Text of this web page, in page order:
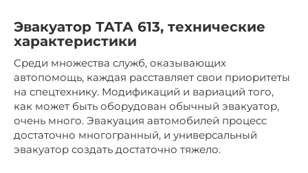
Эвакуатор ТАТА 613, технические
характеристики
Среди множества служб, оказывающих
автопомощь, каждая расставляет свои приоритеты
на спецтехнику. Модификаций и вариаций того,
как может быть оборудован обычный эвакуатор,
очень много. Эвакуация автомобилей процесс
достаточно многогранный, и универсальный
эвакуатор создать достаточно тяжело.